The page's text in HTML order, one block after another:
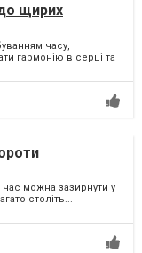
щирих
часу,
гармонію в серці та
час можна зазирнути у
століть...